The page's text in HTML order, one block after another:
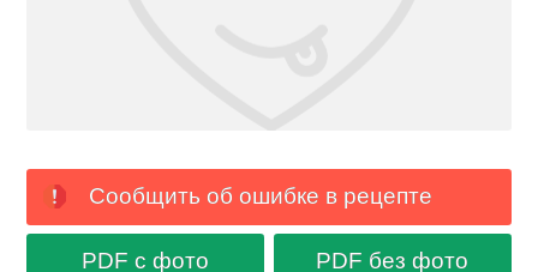
Сообщить об ошибке в рецепте
PDF с фото PDF без фото